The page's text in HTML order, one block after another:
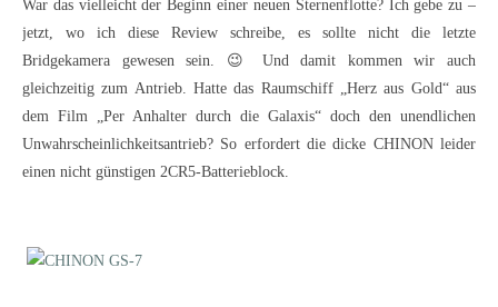
War das vielleicht der Beginn einer neuen Sternenflotte? Ich gebe zu –
jetzt, wo ich diese Review schreibe, es sollte nicht die letzte
Bridgekamera gewesen sein. 😉 Und damit kommen wir auch
gleichzeitig zum Antrieb. Hatte das Raumschiff „Herz aus Gold“ aus
dem Film „Per Anhalter durch die Galaxis“ doch den unendlichen
Unwahrscheinlichkeitsantrieb? So erfordert die dicke CHINON leider
einen nicht günstigen 2CR5-Batterieblock.